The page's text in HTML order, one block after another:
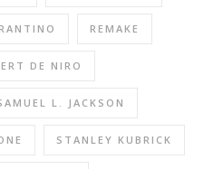
REMAKE
DE NIRO
L. JACKSON
STANLEY KUBRICK